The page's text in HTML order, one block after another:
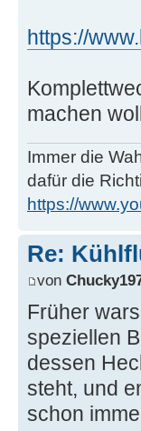
https://
machen
Immer die
dafür die
https://
Re:
von
Früher
speziellen
dessen
steht, und
schon